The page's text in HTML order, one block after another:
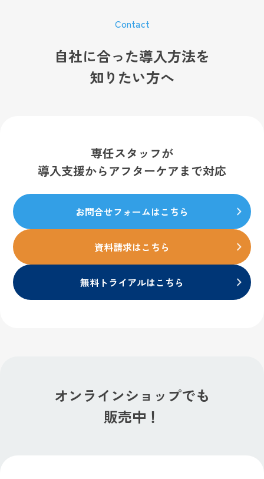
Contact
自社に合った導入方法を
知りたい方へ
専任スタッフが
導入支援からアフターケアまで対応
お問合せフォームはこちら
資料請求はこちら
無料トライアルはこちら
オンラインショップでも
販売中！